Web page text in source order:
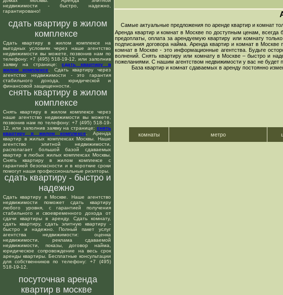
недвижимости - быстро, надежно,
гарантировано!
сдать квартиру в жилом
комплексе
Сдать квартиру в жилом комплексе на
выгодных условиях через наше агентство
недвижимости вы можете, позвонив нам по
телефону: +7 (495) 518-19-12, или заполнив
заявку на странице:сдать квартиру в
жилом комплексе . Сдать квартиру через
агентство недвижимости - это гарантия
стабильного дохода, юридической и
финансовой защищенности.
снять квартиру в жилом
комплексе
Снять квартиру в жилом комплексе через
наше агентство недвижимости вы можете,
позвонив нам по телефону: +7 (495) 518-19-
12, или заполнив заявку на странице: снять
квартиру в жилом комплексе . Аренда
квартир в жилых комплексах Москвы. Наше
агентство элитной недвижимости,
располагает большой базой сдаваемых
квартир в любых жилых комплексах Москвы.
Снять квартиру в жилом комплексе с
гарантией безопасности и в короткие сроки
помогут наши профессиональные риэлторы.
сдать квартиру - быстро и
надежно
Сдать квартиру в Москве. Наше агентство
недвижимости поможет сдать квартиру
любого уровня, с гарантией получения
стабильного и своевременного дохода от
сдачи квартиры в аренду. Сдать комнату,
сдать квартиру, сдать элитную квартиру -
быстро и надежно. Полный пакет услуг
агентства недвижимости: оценка
недвижимости, реклама сдаваемой
недвижимости, показы, договор найма,
юридическое сопровождение на весь срок
аренды квартиры. Бесплатные консультации
для собственников по телефону: +7 (495)
518-19-12.
посуточная аренда
квартир в москве
Самые актуальные предложения по аренде квартир и комнат
Аренда квартир и комнат в Москве по доступным ценам,
предоплаты, оплата за арендуемую квартиру или комнату
подписания договора найма. Аренда квартир и комнат в
комнат в Москве - это информационные агентства. Будьте
волнений. Снять квартиру или комнату в Москве – быстро и
пожеланиями. С нашим агентством недвижимости у вас не будет
База квартир и комнат сдаваемых в аренду постоянно
комнаты метро